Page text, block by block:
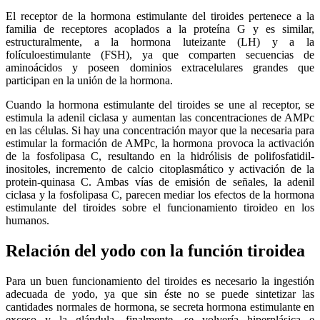
El receptor de la hormona estimulante del tiroides pertenece a la
familia de receptores acoplados a la proteína G y es similar,
estructuralmente, a la hormona luteizante (LH) y a la
folículoestimulante (FSH), ya que comparten secuencias de
aminoácidos y poseen dominios extracelulares grandes que
participan en la unión de la hormona.
Cuando la hormona estimulante del tiroides se une al receptor, se
estimula la adenil ciclasa y aumentan las concentraciones de AMPc
en las células. Si hay una concentración mayor que la necesaria para
estimular la formación de AMPc, la hormona provoca la activación
de la fosfolipasa C, resultando en la hidrólisis de polifosfatidil-
inositoles, incremento de calcio citoplasmático y activación de la
protein-quinasa C. Ambas vías de emisión de señales, la adenil
ciclasa y la fosfolipasa C, parecen mediar los efectos de la hormona
estimulante del tiroides sobre el funcionamiento tiroideo en los
humanos.
Relación del yodo con la función tiroidea
Para un buen funcionamiento del tiroides es necesario la ingestión
adecuada de yodo, ya que sin éste no se puede sintetizar las
cantidades normales de hormona, se secreta hormona estimulante en